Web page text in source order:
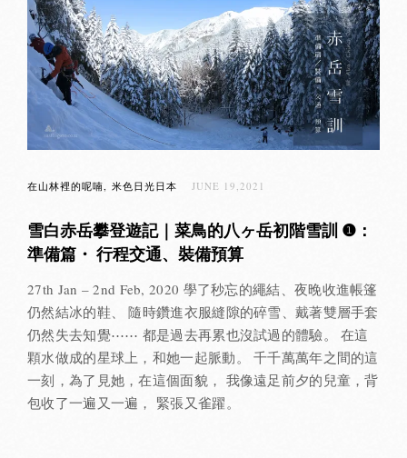
在山林裡的呢喃 米色日光日本 JUNE 19,2021
雪白赤岳攀登遊記｜菜鳥的八ヶ岳初階雪訓 ❶：
準備篇・ 行程交通、裝備預算
27th Jan – 2nd Feb, 2020 學了秒忘的繩結、夜晚收進帳篷
仍然結冰的鞋、 隨時鑽進衣服縫隙的碎雪、戴著雙層手套
仍然失去知覺⋯⋯ 都是過去再累也沒試過的體驗。 在這
顆水做成的星球上，和她一起脈動。 千千萬萬年之間的這
一刻，為了見她，在這個面貌， 我像遠足前夕的兒童，背
包收了一遍又一遍， 緊張又雀躍。